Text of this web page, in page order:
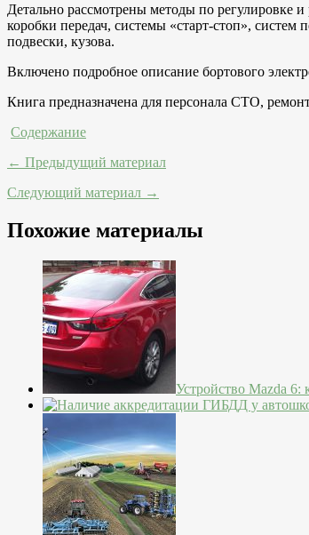
Детально рассмотрены методы по регулировке
коробки передач, системы «старт-стоп»,
подвески, кузова.
Включено подробное описание бортового
Книга предназначена для персонала СТО,
Содержание
← Предыдущий материал
Следующий материал →
Похожие материалы
Устройство Mazda 6: